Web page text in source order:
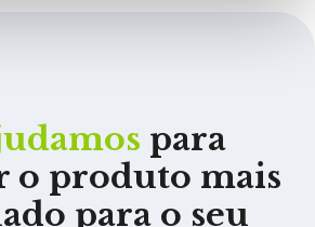
para
o produto mais
para o seu